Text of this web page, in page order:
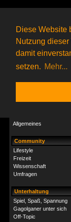
Diese Website
Nutzung
damit
setzen. Mehr...
Das
32 Gagolganeronline(0
Gagolganer:
9732
Allgemeines
Community
Lifestyle
Freizeit
Wissenschaft
Umfragen
Unterhaltung
Spiel, Spaß, Spannung
Gagolganer unter sich
Off-Topic